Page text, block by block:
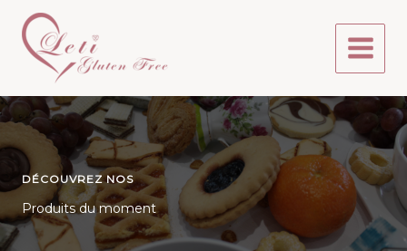
contenu
DÉCOUVREZ NOS
Produits du moment